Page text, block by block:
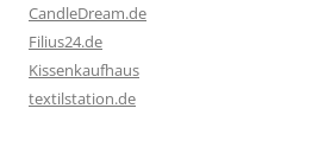
CandleDream.de
Filius24.de
Kissenkaufhaus
textilstation.de